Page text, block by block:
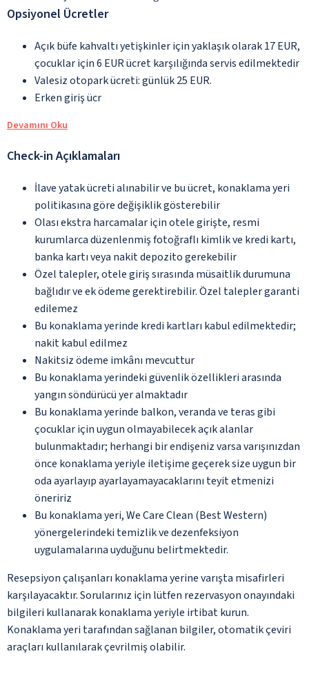
Opsiyonel Ücretler
Açık büfe kahvaltı yetişkinler için yaklaşık olarak 17 EUR,
çocuklar için 6 EUR ücret karşılığında servis edilmektedir
Valesiz otopark ücreti: günlük 25 EUR.
Erken giriş ücr
Devamını Oku
Check-in Açıklamaları
İlave yatak ücreti alınabilir ve bu ücret, konaklama yeri
politikasına göre değişiklik gösterebilir
Olası ekstra harcamalar için otele girişte, resmi
kurumlarca düzenlenmiş fotoğraflı kimlik ve kredi kartı,
banka kartı veya nakit depozito gerekebilir
Özel talepler, otele giriş sırasında müsaitlik durumuna
bağlıdır ve ek ödeme gerektirebilir. Özel talepler garanti
edilemez
Bu konaklama yerinde kredi kartları kabul edilmektedir;
nakit kabul edilmez
Nakitsiz ödeme imkânı mevcuttur
Bu konaklama yerindeki güvenlik özellikleri arasında
yangın söndürücü yer almaktadır
Bu konaklama yerinde balkon, veranda ve teras gibi
çocuklar için uygun olmayabilecek açık alanlar
bulunmaktadır; herhangi bir endişeniz varsa varışınızdan
önce konaklama yeriyle iletişime geçerek size uygun bir
oda ayarlayıp ayarlayamayacaklarını teyit etmenizi
öneririz
Bu konaklama yeri, We Care Clean (Best Western)
yönergelerindeki temizlik ve dezenfeksiyon
uygulamalarına uyduğunu belirtmektedir.
Resepsiyon çalışanları konaklama yerine varışta misafirleri
karşılayacaktır. Sorularınız için lütfen rezervasyon onayındaki
bilgileri kullanarak konaklama yeriyle irtibat kurun.
Konaklama yeri tarafından sağlanan bilgiler, otomatik çeviri
araçları kullanılarak çevrilmiş olabilir.